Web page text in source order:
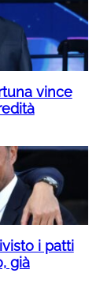
vince
i patti
già